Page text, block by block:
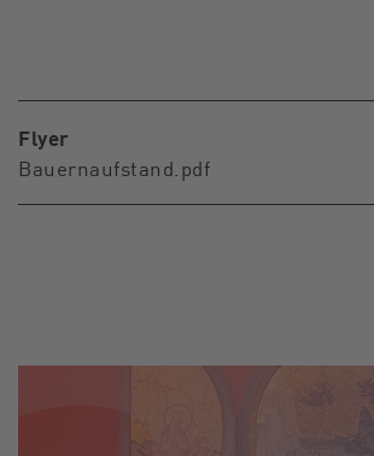
Flyer
Bauernaufstand.pdf